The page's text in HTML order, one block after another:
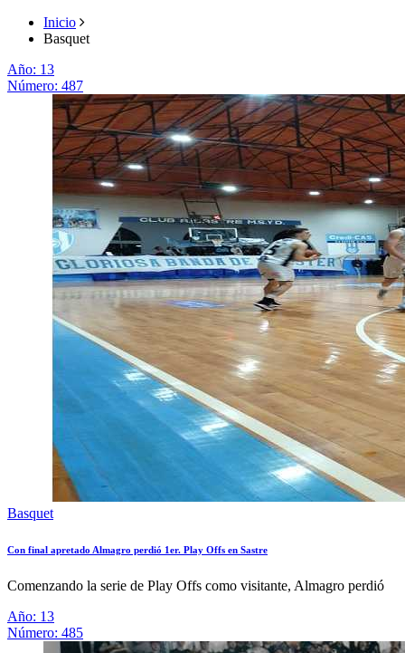
Inicio
Basquet
Año: 13
Número: 487
Basquet
Con final apretado Almagro perdió 1er. Play Offs en Sastre
Comenzando la serie de Play Offs como visitante, Almagro perdió
Año: 13
Número: 485